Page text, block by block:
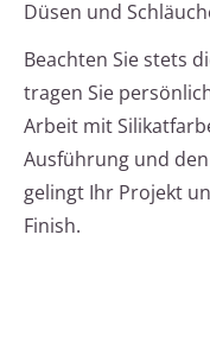
Düsen und
Beachten Sie stets
tragen Sie
Arbeit mit
Ausführung und
gelingt Ihr Projekt
Finish.